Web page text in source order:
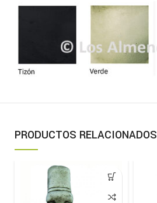
PRODUCTOS RELACIONADOS